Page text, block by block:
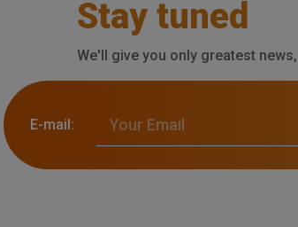
Stay tuned
We'll give you only greatest
E-mail: